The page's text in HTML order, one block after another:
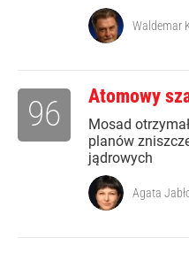
Waldemar
Atomowy
Mosad
planów
jądrowych
96
Agata